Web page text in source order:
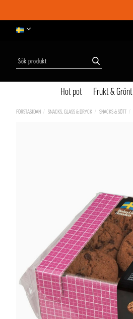
Hot pot Frukt & Grönt
FÖRSTASIDAN SNACKS, GLASS & DRYCK SNACKS & SÖTT